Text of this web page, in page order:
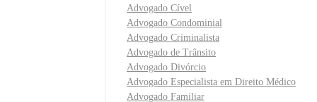
Advogado Cível
Advogado Condominial
Advogado Criminalista
Advogado de Trânsito
Advogado Divórcio
Advogado Especialista em Direito Médico
Advogado Familiar